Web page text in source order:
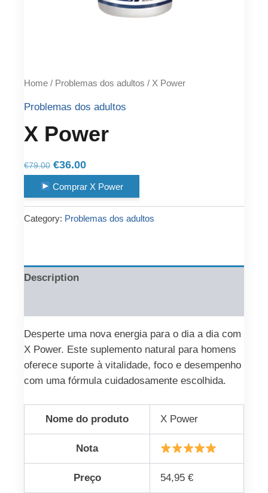
Home / Problemas dos adultos / X Power
Problemas dos adultos
X Power
€79.00 Original
price
was:
€79.00.
€36.00Current
price
is:
€36.00.
Comprar X Power
Category: Problemas dos adultos
Description
Desperte uma nova energia para o dia a dia com
X Power. Este suplemento natural para homens
oferece suporte à vitalidade, foco e desempenho
com uma fórmula cuidadosamente escolhida.
Nome do produto X Power
Nota
Preço 54,95 €